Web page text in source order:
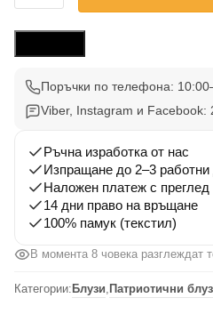
Вдъхновения
Поръчки по телефона:
Viber, Instagram и Facebook:
Ръчна изработка от нас
Изпращане до 2–3 работни
Наложен платеж с преглед
14 дни право на връщане
100% памук (текстил)
В момента 8 човека разглеждат
Категории: Блузи Патриотични